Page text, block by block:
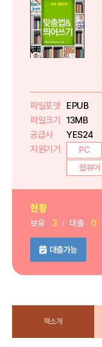
파일포맷
EPUB
파일크기
13MB
공급사
YES24
지원기기
PC
웹뷰어
현황
보유 3 대출 0
대출가능
책소개